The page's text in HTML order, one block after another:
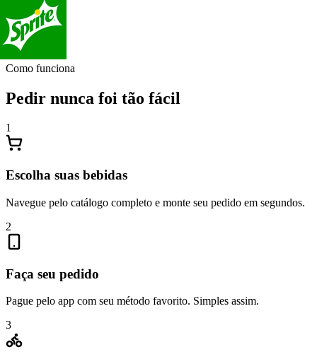
Como funciona
Pedir nunca foi tão fácil
1
Escolha suas bebidas
Navegue pelo catálogo completo e monte seu pedido em segundos.
2
Faça seu pedido
Pague pelo app com seu método favorito. Simples assim.
3